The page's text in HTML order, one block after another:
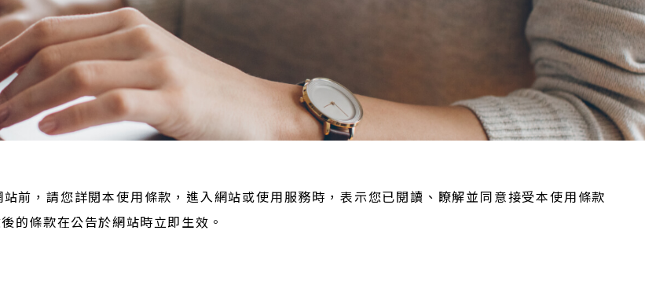
前，請您詳閱本使用條款，進入網站或使用服務時，表示您已閱讀、瞭解並同意接受本使用條款
的條款在公告於網站時立即生效。